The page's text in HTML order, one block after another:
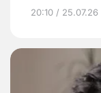
20:10 / 25.07.26